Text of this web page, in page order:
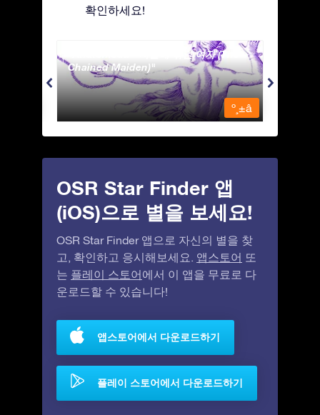
확인하세요!
Andromeda - 사슬에 묶인 여자 (The
Chained Maiden)
º¸±â
OSR Star Finder 앱
(iOS)으로 별을 보세요!
OSR Star Finder 앱으로 자신의 별을 찾
고, 확인하고 응시해보세요. 앱스토어 또
는 플레이 스토어에서 이 앱을 무료로 다
운로드할 수 있습니다!
앱스토어에서 다운로드하기
플레이 스토어에서 다운로드하기